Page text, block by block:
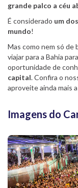
grande palco a céu
É considerado um
mundo!
Mas como nem só de
viajar para a Bahia
oportunidade de
capital. Confira o
aproveite ainda mais
Imagens do